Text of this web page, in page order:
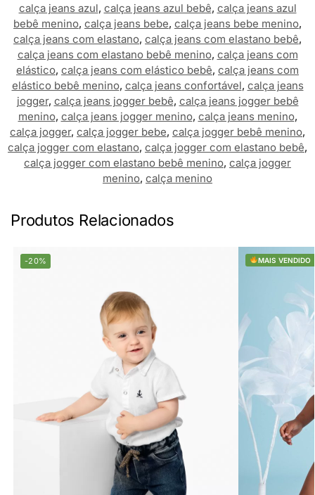
calça jeans azul, calça jeans azul bebê, calça jeans azul
bebê menino, calça jeans bebe, calça jeans bebe menino,
calça jeans com elastano, calça jeans com elastano bebê,
calça jeans com elastano bebê menino, calça jeans com
elástico, calça jeans com elástico bebê, calça jeans com
elástico bebê menino, calça jeans confortável, calça jeans
jogger, calça jeans jogger bebê, calça jeans jogger bebê
menino, calça jeans jogger menino, calça jeans menino,
calça jogger, calça jogger bebe, calça jogger bebê menino,
calça jogger com elastano, calça jogger com elastano bebê,
calça jogger com elastano bebê menino, calça jogger
menino, calça menino
Produtos Relacionados
-20% MAIS VENDIDO